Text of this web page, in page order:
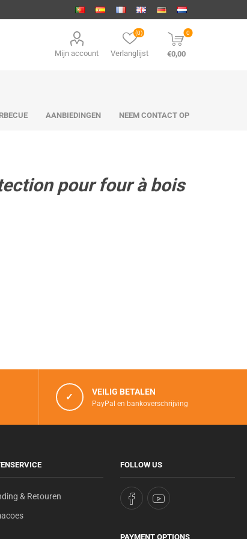
Mijn account Verlanglijst
(0) 0
€0,00
AANBIEDINGEN NEEM CONTACT OP
pour four à bois
✓ VEILIG BETALEN
PayPal en bankoverschrijving
& Retouren
FOLLOW US
PAYMENT OPTIONS